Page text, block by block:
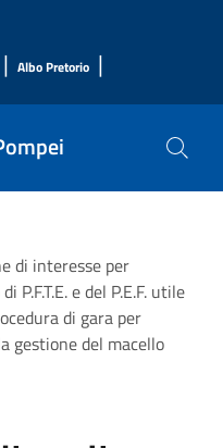
| Albo Pretorio |
di interesse per
e del P.E.F. utile
di gara per
gestione del macello